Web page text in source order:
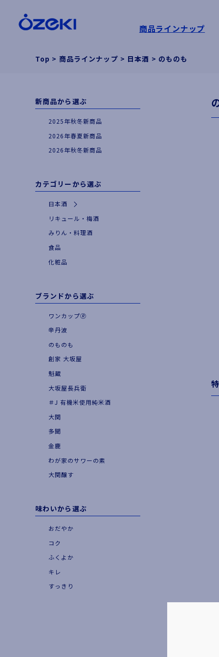
商品ラインナップ
Top > 商品ラインナップ > 日本酒 > のものも
新商品から選ぶ
2025年秋冬新商品
2026年春夏新商品
2026年秋冬新商品
カテゴリーから選ぶ
日本酒
リキュール・梅酒
みりん・料理酒
食品
化粧品
ブランドから選ぶ
ワンカップ🄬
辛丹波
のものも
創家 大坂屋
魁蔵
大坂屋長兵衛
＃J 有機米使用純米酒
大関
多聞
金鹿
わが家のサワーの素
大関醸す
味わいから選ぶ
おだやか
コク
ふくよか
キレ
すっきり